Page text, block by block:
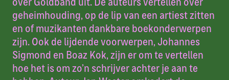
over Goldband uit. De auteurs vertellen over
geheimhouding, op de lip van een artiest zitten
en of muzikanten dankbare boekonderwerpen
zijn. Ook de lijdende voorwerpen, Johannes
Sigmond en Boaz Kok, zijn er om te vertellen
hoe het is om zo’n schrijver achter je aan te